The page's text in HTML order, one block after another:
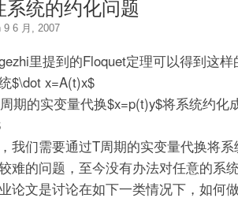
系统的约化问题
6 月, 2007
里提到的Floquet定理可以得到这
$\dot x=A(t)x$
期的实变量代换$x=p(t)y$将系统约化
我们需要通过T周期的实变量代换将
难的问题，至今没有办法对任意的系
论文是讨论在如下一类情况下，如何